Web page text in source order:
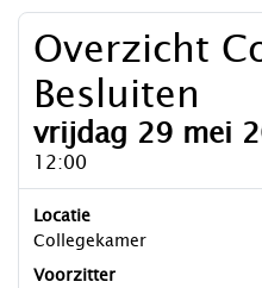
Overzicht
Besluiten
vrijdag 29 mei
12:00
Locatie
Collegekamer
Voorzitter